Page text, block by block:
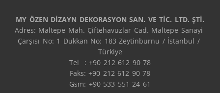
MY ÖZEN DİZAYN DEKORASYON SAN. VE TİC. LTD. ŞTİ.
Adres: Maltepe Mah. Çiftehavuzlar Cad. Maltepe Sanayi
Çarşısı No: 1 Dükkan No: 183 Zeytinburnu / İstanbul /
Türkiye
Tel  : +90 212 612 90 78
Faks: +90 212 612 90 78
Gsm: +90 533 551 24 61